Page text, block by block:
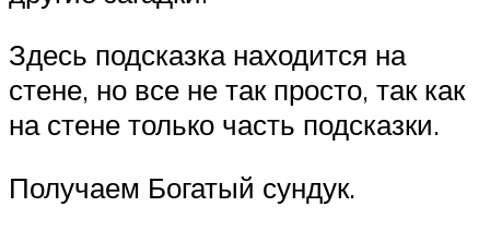
Здесь подсказка находится на
стене, но все не так просто, так как
на стене только часть подсказки.
Получаем Богатый сундук.